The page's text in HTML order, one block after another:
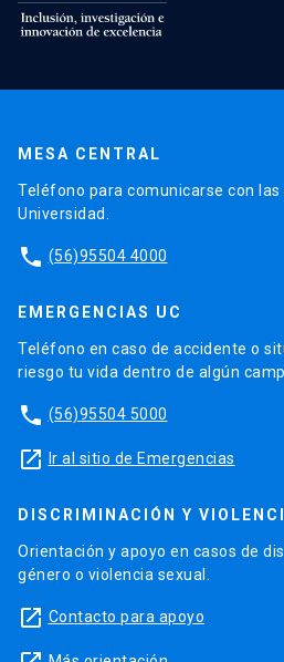
MESA CENTRAL
Teléfono para comunicarse con
Universidad.
phone (56)95504 4000
EMERGENCIAS UC
Teléfono en caso de accidente o
riesgo tu vida dentro de algún
phone (56)95504 5000
launch Ir al sitio de Emergencias
DISCRIMINACIÓN Y
Orientación y apoyo en casos de
género o violencia sexual.
launch Contacto para apoyo